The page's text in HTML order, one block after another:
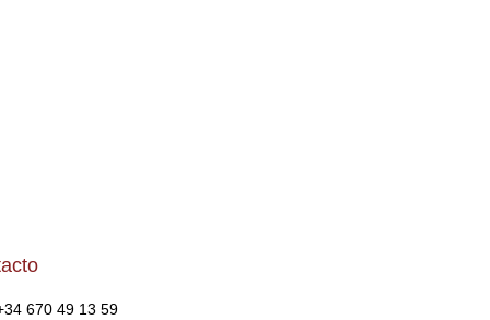
670 49 13 59